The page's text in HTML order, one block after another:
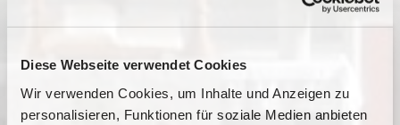
Diese Webseite verwendet Cookies
Wir verwenden Cookies, um Inhalte und Anzeigen zu
personalisieren, Funktionen für soziale Medien anbieten